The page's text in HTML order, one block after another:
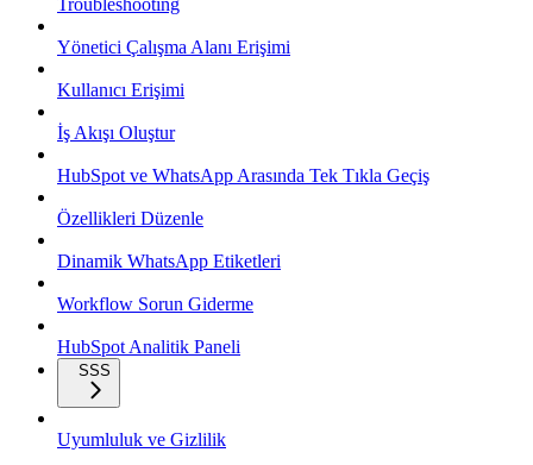
Troubleshooting
Yönetici Çalışma Alanı Erişimi
Kullanıcı Erişimi
İş Akışı Oluştur
HubSpot ve WhatsApp Arasında Tek Tıkla Geçiş
Özellikleri Düzenle
Dinamik WhatsApp Etiketleri
Workflow Sorun Giderme
HubSpot Analitik Paneli
SSS
Uyumluluk ve Gizlilik